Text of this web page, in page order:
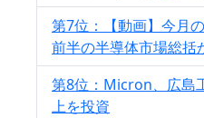
第7位：【動画】今月
前半の半導体市場総括
第8位：Micron、広島
上を投資